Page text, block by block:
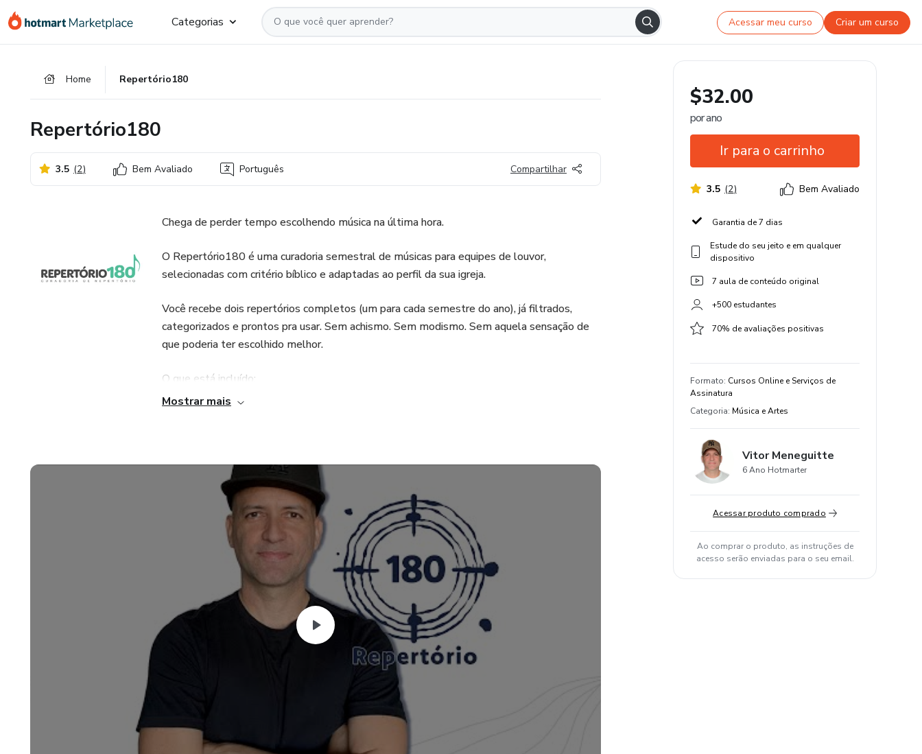
para
para
para
Categorias Acessar meu curso Criar um curso
Home Repertório180
Repertório180
3.5 (2) Bem Avaliado Português Compartilhar
Chega de perder tempo escolhendo música na última hora.
O Repertório180 é uma curadoria semestral de músicas para equipes de louvor,
selecionadas com critério bíblico e adaptadas ao perfil da sua igreja.
Você recebe dois repertórios completos (um para cada semestre do ano), já filtrados,
categorizados e prontos pra usar. Sem achismo. Sem modismo. Sem aquela sensação de
que poderia ter escolhido melhor.
O que está incluído:
• Temática e referências bíblicas
O R180 é para o líder que quer parar de improvisar e começar a planejar melhor os
momentos de louvor da sua igreja local.
Mostrar mais
$32.00
por ano
Ir para o carrinho
3.5 (2) Bem Avaliado
Garantia de 7 dias
Estude do seu jeito e em qualquer
dispositivo
7 aula de conteúdo original
+500 estudantes
70% de avaliações positivas
Formato: Cursos Online e Serviços de
Assinatura
Categoria: Música e Artes
Vitor Meneguitte
6 Ano Hotmarter
Acessar produto comprado
Ao comprar o produto, as instruções de
acesso serão enviadas para o seu email.